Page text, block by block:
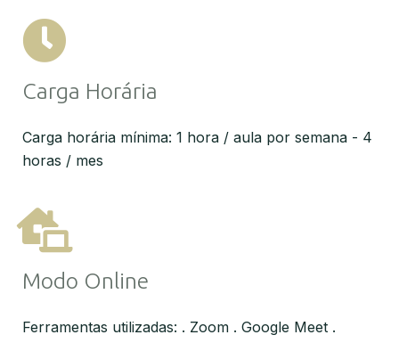
Carga Horária
Carga horária mínima: 1 hora / aula por semana - 4
horas / mes
Modo Online
Ferramentas utilizadas: . Zoom . Google Meet .